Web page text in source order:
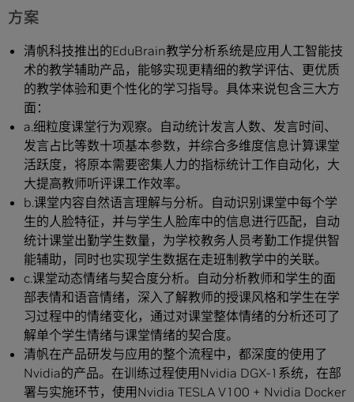
方案
清帆科技推出的EduBrain教学分析系统是应用人工智能技
术的教学辅助产品，能够实现更精细的教学评估、更优质
的教学体验和更个性化的学习指导。具体来说包含三大方
面：
a.细粒度课堂行为观察。自动统计发言人数、发言时间、
发言占比等数十项基本参数，并综合多维度信息计算课堂
活跃度，将原本需要密集人力的指标统计工作自动化，大
大提高教师听评课工作效率。
b.课堂内容自然语言理解与分析。自动识别课堂中每个学
生的人脸特征，并与学生人脸库中的信息进行匹配，自动
统计课堂出勤学生数量，为学校教务人员考勤工作提供智
能辅助，同时也实现学生数据在走班制教学中的关联。
c.课堂动态情绪与契合度分析。自动分析教师和学生的面
部表情和语音情绪，深入了解教师的授课风格和学生在学
习过程中的情绪变化，通过对课堂整体情绪的分析还可了
解单个学生情绪与课堂情绪的契合度。
清帆在产品研发与应用的整个流程中，都深度的使用了
Nvidia的产品。在训练过程使用Nvidia DGX-1系统，在部
署与实施环节，使用Nvidia TESLA V100 + Nvidia Docker